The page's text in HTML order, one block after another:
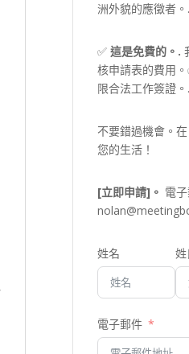
洲外貌的應徵者。.
✅這是免費的。.
核申請表的費用
限合法工作簽證。.
不要錯過機會。
您的生活！
[立即申請]。 電子
姓名
電子郵件